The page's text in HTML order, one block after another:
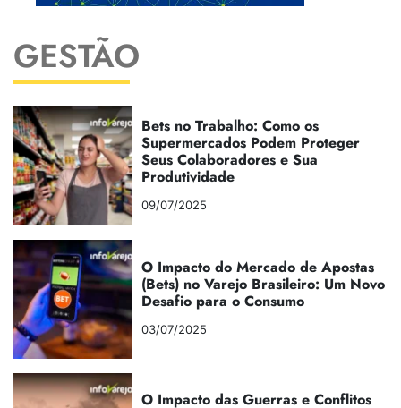
GESTÃO
Bets no Trabalho: Como os
Supermercados Podem Proteger
Seus Colaboradores e Sua
Produtividade
09/07/2025
O Impacto do Mercado de Apostas
(Bets) no Varejo Brasileiro: Um Novo
Desafio para o Consumo
03/07/2025
O Impacto das Guerras e Conflitos